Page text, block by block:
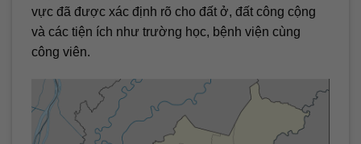
vực đã được xác định rõ cho đất ở, đất công cộng
và các tiện ích như trường học, bệnh viện cùng
công viên.